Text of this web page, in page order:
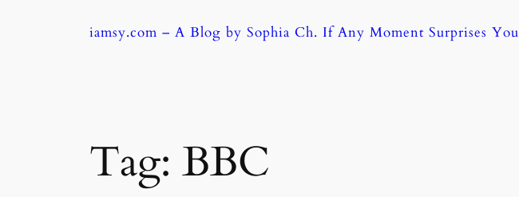
iamsy.com – A Blog by Sophia Ch. If Any Moment Surprises You
Tag: BBC